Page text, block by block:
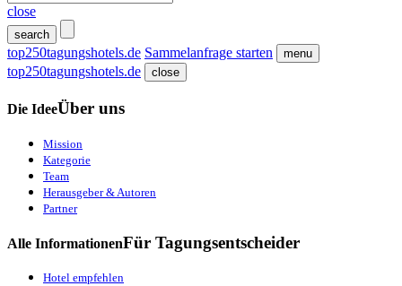
close
search
top250tagungshotels.de Sammelanfrage starten menu
top250tagungshotels.de close
Die IdeeÜber uns
Mission
Kategorie
Team
Herausgeber & Autoren
Partner
Alle InformationenFür Tagungsentscheider
Hotel empfehlen